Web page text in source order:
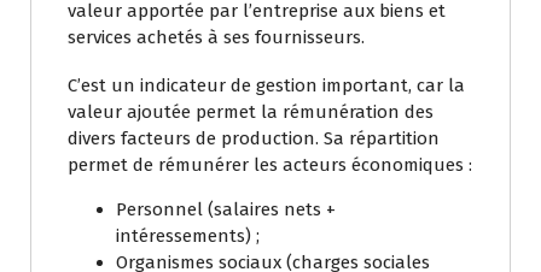
valeur apportée par l’entreprise aux biens et
services achetés à ses fournisseurs.
C’est un indicateur de gestion important, car la
valeur ajoutée permet la rémunération des
divers facteurs de production. Sa répartition
permet de rémunérer les acteurs économiques :
Personnel (salaires nets +
intéressements) ;
Organismes sociaux (charges sociales